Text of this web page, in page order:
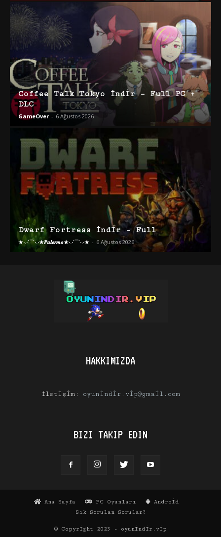
Coffee Talk Tokyo İndir – Full PC +
DLC
GameOver - 6 Ağustos 2026
Dwarf Fortress İndir – Full
★·.·´¯`·.·★𝑷𝒂𝒍𝒆𝒓𝒎𝒐★·.·´¯`·.·★ - 6 Ağustos 2026
HAKKIMIZDA
İletişim: oyunindir.vip@gmail.com
BIZI TAKIP EDIN
Ana Sayfa PC Oyunları
Android
Sık Sorulan Sorular?
© Copyright 2023 - oyunindir.vip